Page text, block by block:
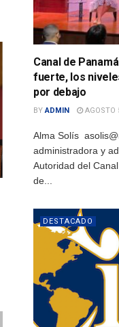
Canal de
fuerte, los
por debajo
BY ADMIN AGOSTO
Alma Solís
administradora y
Autoridad del
de...
DESTACADO